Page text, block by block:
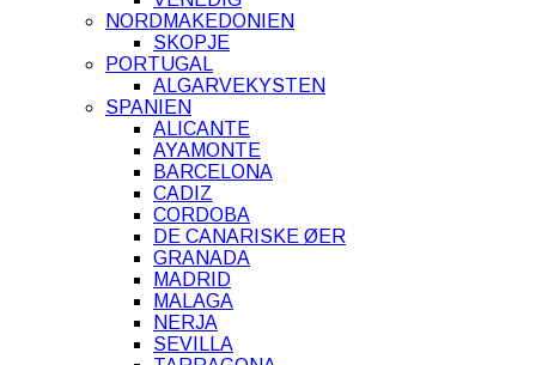
NORDMAKEDONIEN
SKOPJE
PORTUGAL
ALGARVEKYSTEN
SPANIEN
ALICANTE
AYAMONTE
BARCELONA
CADIZ
CORDOBA
DE CANARISKE ØER
GRANADA
MADRID
MALAGA
NERJA
SEVILLA